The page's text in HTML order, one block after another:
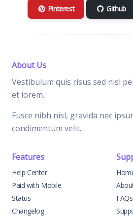
Pinterest Github
About Us
Vestibulum quis risus sed nisl
et lorem.
Fusce nibh nisl, gravida nec
condimentum velit.
Features
Help Center
Paid with Mobile
Status
Changelog
FAQs